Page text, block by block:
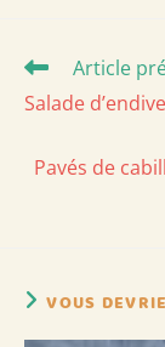
Read
more
articles
Article
Salade
Pavés de
VOUS